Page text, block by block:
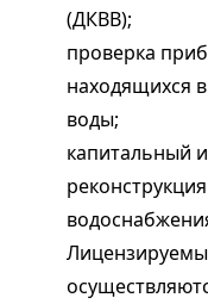
(ДКВВ);
проверка
находящихся
воды;
капитальный